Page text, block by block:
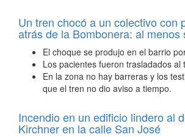
Un tren chocó a un colectivo con
atrás de la Bombonera: al menos
El choque se produjo en el barrio
Los pacientes fueron trasladados al
En la zona no hay barreras y los
que el tren no dio aviso a tiempo.
Incendio en un edificio lindero al
Kirchner en la calle San José